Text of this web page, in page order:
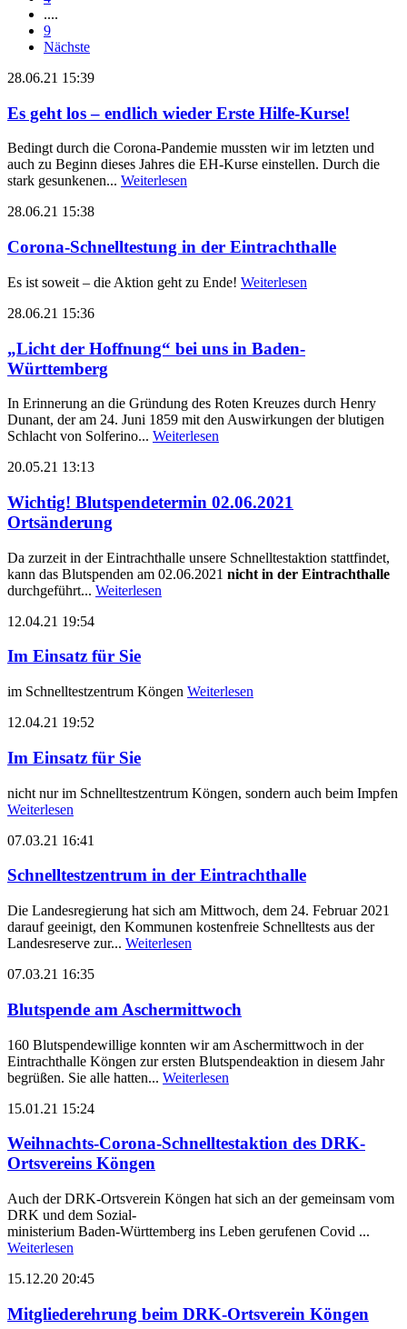
....
9
Nächste
28.06.21 15:39
Es geht los – endlich wieder Erste Hilfe-Kurse!
Bedingt durch die Corona-Pandemie mussten wir im letzten und
auch zu Beginn dieses Jahres die EH-Kurse einstellen. Durch die
stark gesunkenen... Weiterlesen
28.06.21 15:38
Corona-Schnelltestung in der Eintrachthalle
Es ist soweit – die Aktion geht zu Ende! Weiterlesen
28.06.21 15:36
„Licht der Hoffnung“ bei uns in Baden-
Württemberg
In Erinnerung an die Gründung des Roten Kreuzes durch Henry
Dunant, der am 24. Juni 1859 mit den Auswirkungen der blutigen
Schlacht von Solferino... Weiterlesen
20.05.21 13:13
Wichtig! Blutspendetermin 02.06.2021
Ortsänderung
Da zurzeit in der Eintrachthalle unsere Schnelltestaktion stattfindet,
kann das Blutspenden am 02.06.2021 nicht in der Eintrachthalle
durchgeführt... Weiterlesen
12.04.21 19:54
Im Einsatz für Sie
im Schnelltestzentrum Köngen Weiterlesen
12.04.21 19:52
Im Einsatz für Sie
nicht nur im Schnelltestzentrum Köngen, sondern auch beim Impfen
Weiterlesen
07.03.21 16:41
Schnelltestzentrum in der Eintrachthalle
Die Landesregierung hat sich am Mittwoch, dem 24. Februar 2021
darauf geeinigt, den Kommunen kostenfreie Schnelltests aus der
Landesreserve zur... Weiterlesen
07.03.21 16:35
Blutspende am Aschermittwoch
160 Blutspendewillige konnten wir am Aschermittwoch in der
Eintrachthalle Köngen zur ersten Blutspendeaktion in diesem Jahr
begrüßen. Sie alle hatten... Weiterlesen
15.01.21 15:24
Weihnachts-Corona-Schnelltestaktion des DRK-
Ortsvereins Köngen
Auch der DRK-Ortsverein Köngen hat sich an der gemeinsam vom
DRK und dem Sozial-
ministerium Baden-Württemberg ins Leben gerufenen Covid ...
Weiterlesen
15.12.20 20:45
Mitgliederehrung beim DRK-Ortsverein Köngen